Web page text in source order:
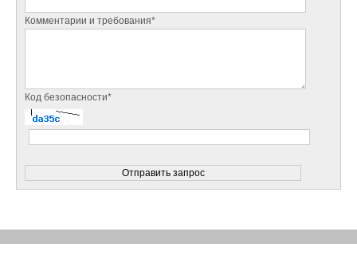
Комментарии и требования*
Код безопасности*